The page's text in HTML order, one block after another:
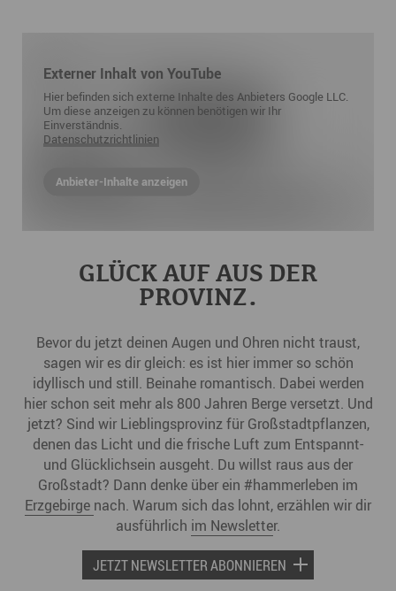
Externer Inhalt von YouTube
Hier befinden sich externe Inhalte des Anbieters Google LLC.
Um diese anzeigen zu können benötigen wir Ihr
Einverständnis.
Datenschutzrichtlinien
Anbieter-Inhalte anzeigen
GLÜCK AUF AUS DER
PROVINZ.
Bevor du jetzt deinen Augen und Ohren nicht traust,
sagen wir es dir gleich: es ist hier immer so schön
idyllisch und still. Beinahe romantisch. Dabei werden
hier schon seit mehr als 800 Jahren Berge versetzt. Und
jetzt? Sind wir Lieblingsprovinz für Großstadtpflanzen,
denen das Licht und die frische Luft zum Entspannt-
und Glücklichsein ausgeht. Du willst raus aus der
Großstadt? Dann denke über ein #hammerleben im
Erzgebirge nach. Warum sich das lohnt, erzählen wir dir
ausführlich im Newsletter.
JETZT NEWSLETTER ABONNIEREN